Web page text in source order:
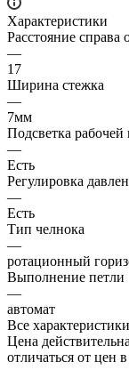
Характеристики
Расстояние справа
—
17
Ширина стежка
—
7мм
Подсветка рабочей
—
Есть
Регулировка
—
Есть
Тип челнока
—
ротационный
Выполнение петли
—
автомат
Все характеристики
Цена
отличаться от цен